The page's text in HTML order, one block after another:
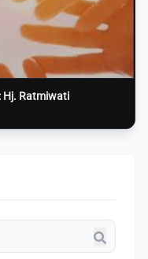
Hj. Ratmiwati